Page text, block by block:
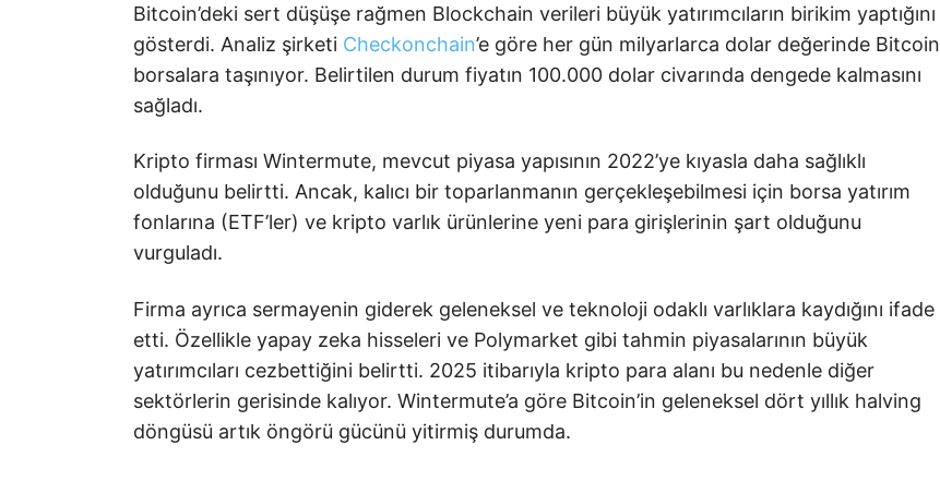
Bitcoin’deki sert düşüşe rağmen Blockchain verileri büyük yatırımcıların birikim yaptığını
gösterdi. Analiz şirketi Checkonchain’e göre her gün milyarlarca dolar değerinde Bitcoin
borsalara taşınıyor. Belirtilen durum fiyatın 100.000 dolar civarında dengede kalmasını
sağladı.
Kripto firması Wintermute, mevcut piyasa yapısının 2022’ye kıyasla daha sağlıklı
olduğunu belirtti. Ancak, kalıcı bir toparlanmanın gerçekleşebilmesi için borsa yatırım
fonlarına (ETF’ler) ve kripto varlık ürünlerine yeni para girişlerinin şart olduğunu
vurguladı.
Firma ayrıca sermayenin giderek geleneksel ve teknoloji odaklı varlıklara kaydığını ifade
etti. Özellikle yapay zeka hisseleri ve Polymarket gibi tahmin piyasalarının büyük
yatırımcıları cezbettiğini belirtti. 2025 itibarıyla kripto para alanı bu nedenle diğer
sektörlerin gerisinde kalıyor. Wintermute’a göre Bitcoin’in geleneksel dört yıllık halving
döngüsü artık öngörü gücünü yitirmiş durumda.